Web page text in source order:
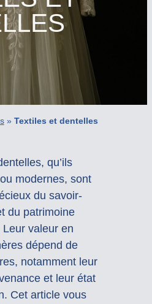
» Textiles et dentelles
qu’ils
modernes, sont
du savoir-
du patrimoine
valeur en
dépend de
notamment leur
et leur état
Cet article vous